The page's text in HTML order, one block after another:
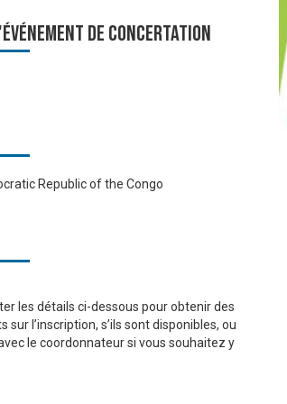
de Concertation
Republic of the Congo
les détails ci-dessous pour obtenir des
sur l’inscription, s’ils sont disponibles, ou
le coordonnateur si vous souhaitez y